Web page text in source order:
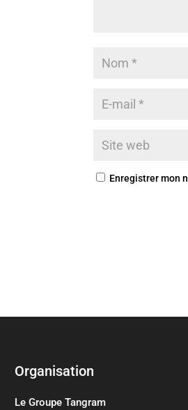
Enregistrer mon
Organisation
Le Groupe Tangram